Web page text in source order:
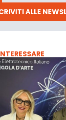
ALLE